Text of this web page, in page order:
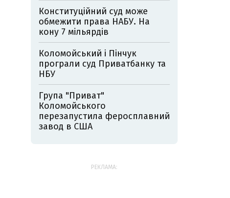
Конституційний суд може
обмежити права НАБУ. На
кону 7 мільярдів
Коломойський і Пінчук
програли суд Приватбанку та
НБУ
Група "Приват"
Коломойського
перезапустила феросплавний
завод в США
РЕКЛАМА: